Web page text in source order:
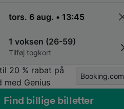
1 voksen (26-59)
Tilføj togkort
20 % rabat på
med Genius
Booking.com
Find billige billetter